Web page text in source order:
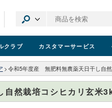
クラブ カスタマーサービス
> 令和5年度産 無肥料無農薬天日干し自
然栽培コシヒカリ玄米